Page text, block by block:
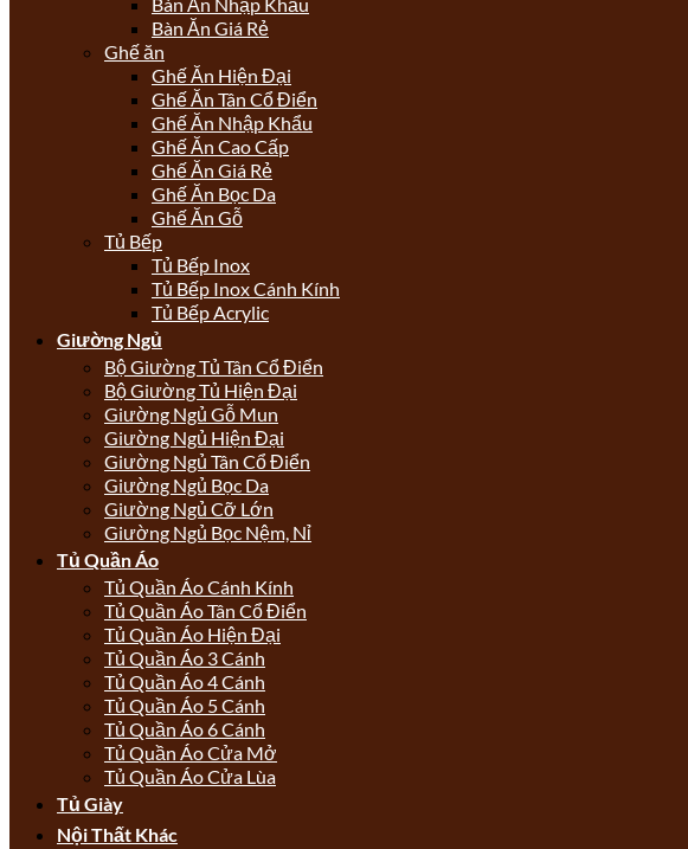
Bàn Ăn Giá Rẻ
Ghế ăn
Ghế Ăn Hiện Đại
Ghế Ăn Tân Cổ Điển
Ghế Ăn Nhập Khẩu
Ghế Ăn Cao Cấp
Ghế Ăn Giá Rẻ
Ghế Ăn Bọc Da
Ghế Ăn Gỗ
Tủ Bếp
Tủ Bếp Inox
Tủ Bếp Inox Cánh Kính
Tủ Bếp Acrylic
Giường Ngủ
Bộ Giường Tủ Tân Cổ Điển
Bộ Giường Tủ Hiện Đại
Giường Ngủ Gỗ Mun
Giường Ngủ Hiện Đại
Giường Ngủ Tân Cổ Điển
Giường Ngủ Bọc Da
Giường Ngủ Cỡ Lớn
Giường Ngủ Bọc Nệm, Nỉ
Tủ Quần Áo
Tủ Quần Áo Cánh Kính
Tủ Quần Áo Tân Cổ Điển
Tủ Quần Áo Hiện Đại
Tủ Quần Áo 3 Cánh
Tủ Quần Áo 4 Cánh
Tủ Quần Áo 5 Cánh
Tủ Quần Áo 6 Cánh
Tủ Quần Áo Cửa Mở
Tủ Quần Áo Cửa Lùa
Tủ Giày
Nội Thất Khác